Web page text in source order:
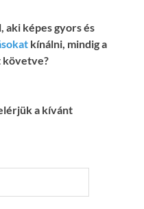
aki képes gyors és
kínálni, mindig a
követve?
a kívánt